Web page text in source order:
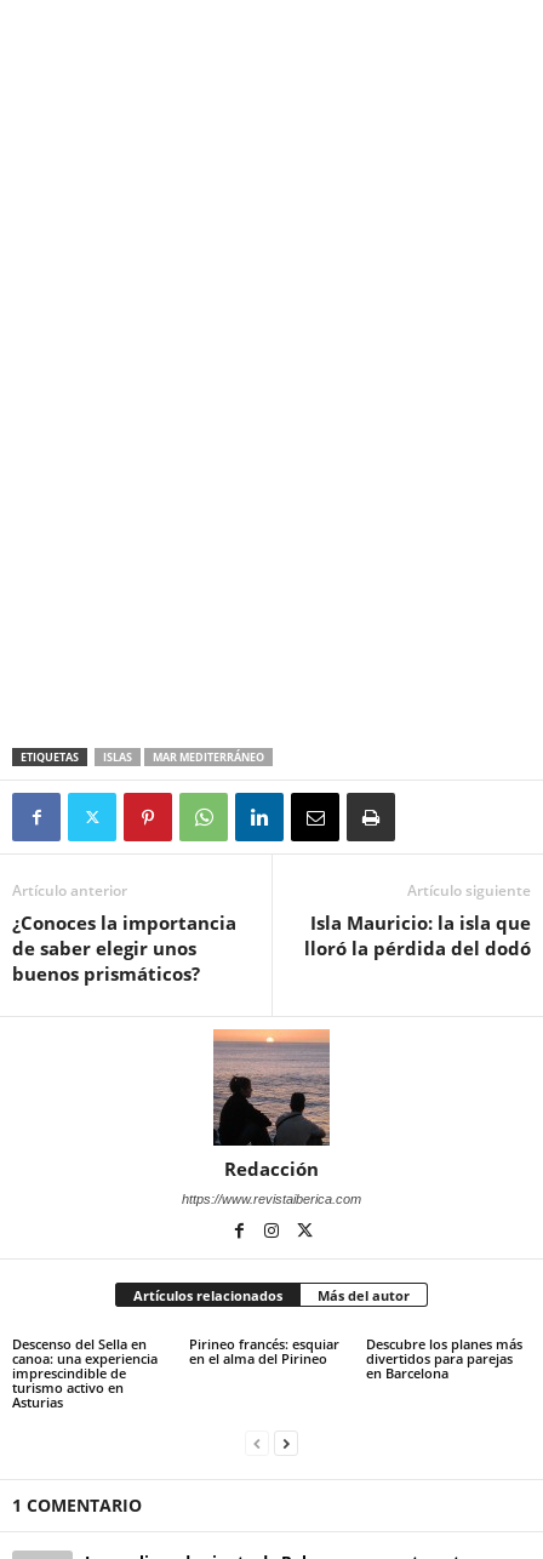
ETIQUETAS ISLAS MAR MEDITERRÁNEO
Artículo anterior
¿Conoces la importancia
de saber elegir unos
buenos prismáticos?
Artículo siguiente
Isla Mauricio: la isla que
lloró la pérdida del dodó
Redacción
https://www.revistaiberica.com
Artículos relacionados Más del autor
Descenso del Sella en
canoa: una experiencia
imprescindible de
turismo activo en
Asturias
Pirineo francés: esquiar
en el alma del Pirineo
Descubre los planes más
divertidos para parejas
en Barcelona
1 COMENTARIO